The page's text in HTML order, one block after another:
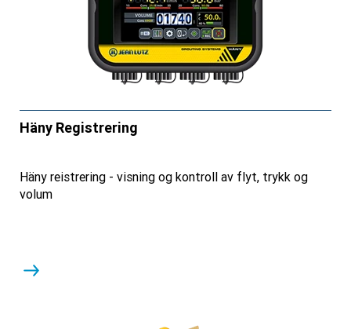
Häny Registrering
Häny reistrering - visning og kontroll av flyt, trykk og
volum